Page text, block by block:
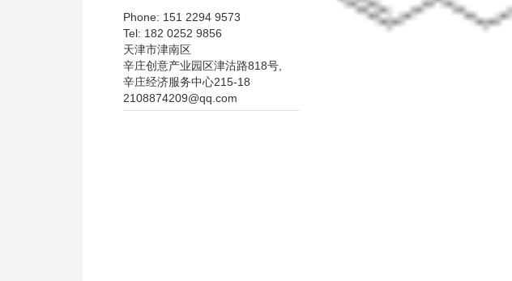
Phone: 151 2294 9573
Tel: 182 0252 9856
天津市津南区
辛庄创意产业园区津沽路818号,
辛庄经济服务中心215-18
2108874209@qq.com